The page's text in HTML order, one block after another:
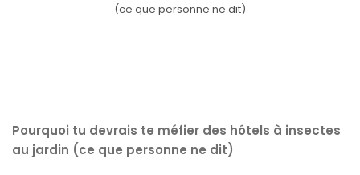
(ce que personne ne dit)
Pourquoi tu devrais te méfier des hôtels à insectes
au jardin (ce que personne ne dit)